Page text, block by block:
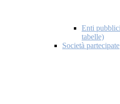
Enti
tabelle)
Società partecipate